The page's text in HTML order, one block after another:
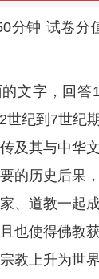
分钟 试卷分
文字，回
世纪到7世纪
及其与中华
的历史后果
、道教一起
也使得佛教
教上升为世